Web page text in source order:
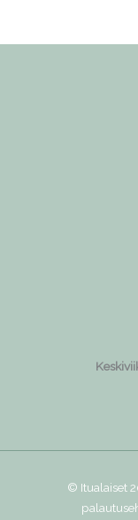
© Itualaiset